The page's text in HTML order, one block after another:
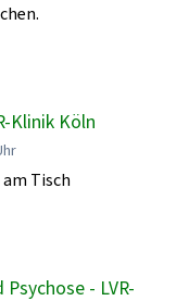
Klinik Köln
Tisch
- LVR-